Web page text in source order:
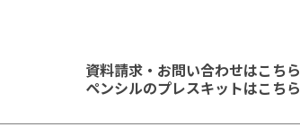
資料請求・お問い合わせはこちら
ペンシルのプレスキットはこちら